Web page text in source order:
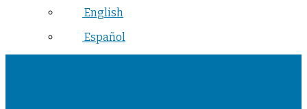
English
Español